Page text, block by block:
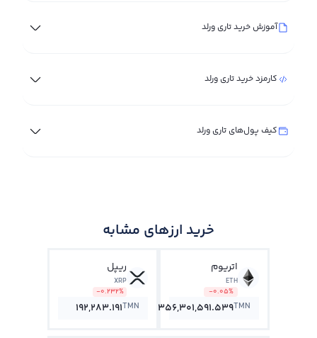
آموزش خرید تاری ورلد
کارمزد خرید تاری ورلد
کیف پول‌های تاری ورلد
خرید ارزهای مشابه
اتریوم
ETH
-0.05%
356,301,591.539TMN
ریپل
XRP
-0.232%
192,283.191TMN